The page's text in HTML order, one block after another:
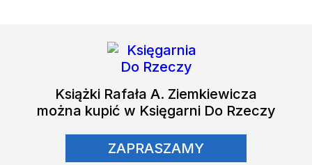
Książki Rafała A. Ziemkiewicza
można kupić w Księgarni Do Rzeczy
ZAPRASZAMY